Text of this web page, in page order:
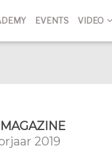
EVENTS VIDEO
2019